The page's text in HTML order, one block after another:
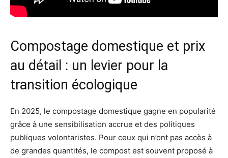
Compostage domestique et prix
au détail : un levier pour la
transition écologique
En 2025, le compostage domestique gagne en popularité
grâce à une sensibilisation accrue et des politiques
publiques volontaristes. Pour ceux qui n’ont pas accès à
de grandes quantités, le compost est souvent proposé à